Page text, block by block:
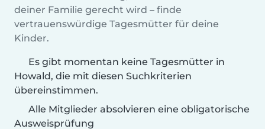
deiner Familie gerecht wird – finde
vertrauenswürdige Tagesmütter für deine
Kinder.
Es gibt momentan keine Tagesmütter in
Howald, die mit diesen Suchkriterien
übereinstimmen.
Alle Mitglieder absolvieren eine obligatorische
Ausweisprüfung